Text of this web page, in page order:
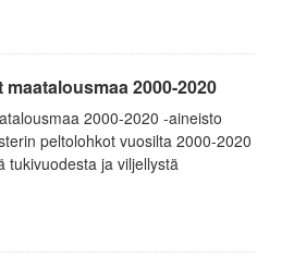
2000-2020
2000-2020 -aineisto
peltolohkot vuosilta 2000-2020
tukivuodesta ja viljellystä